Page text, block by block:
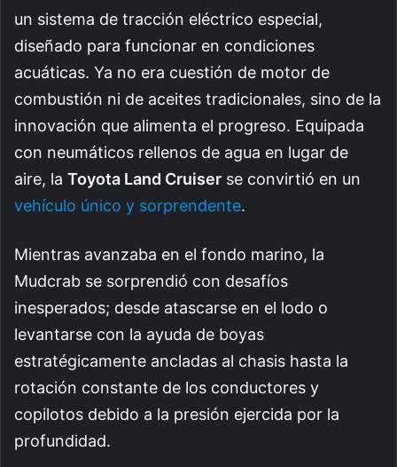
un sistema de tracción eléctrico especial,
diseñado para funcionar en condiciones
acuáticas. Ya no era cuestión de motor de
combustión ni de aceites tradicionales, sino de la
innovación que alimenta el progreso. Equipada
con neumáticos rellenos de agua en lugar de
aire, la Toyota Land Cruiser se convirtió en un
vehículo único y sorprendente.
Mientras avanzaba en el fondo marino, la
Mudcrab se sorprendió con desafíos
inesperados; desde atascarse en el lodo o
levantarse con la ayuda de boyas
estratégicamente ancladas al chasis hasta la
rotación constante de los conductores y
copilotos debido a la presión ejercida por la
profundidad.